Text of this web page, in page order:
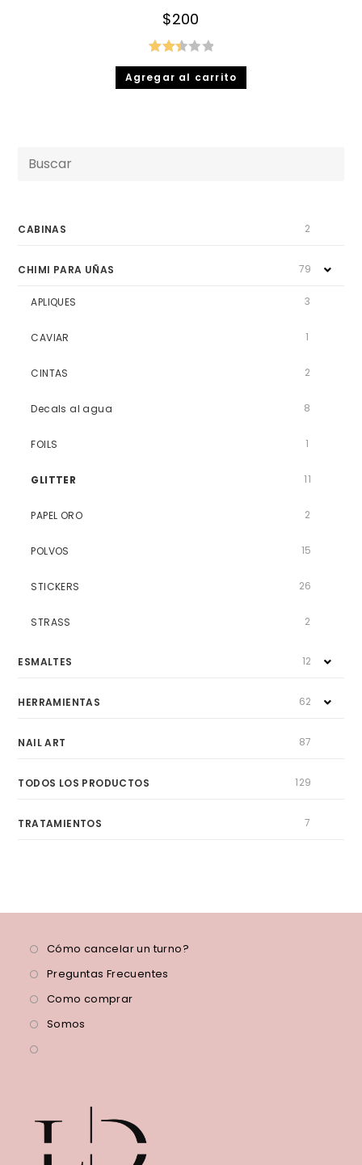
$200
Valor
ado
Agregar al carrito
Buscar
CABINAS 2
CHIMI PARA UÑAS 79
APLIQUES 3
CAVIAR 1
CINTAS 2
Decals al agua 8
FOILS 1
GLITTER 11
PAPEL ORO 2
POLVOS 15
STICKERS 26
STRASS 2
ESMALTES 12
HERRAMIENTAS 62
NAIL ART 87
TODOS LOS PRODUCTOS 129
TRATAMIENTOS 7
Cómo cancelar un turno?
Preguntas Frecuentes
Como comprar
Somos